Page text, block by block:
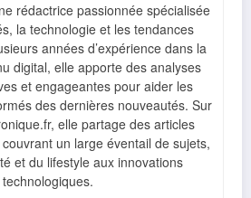
rédactrice passionnée spécialisée
la technologie et les tendances
années d’expérience dans la
digital, elle apporte des analyses
et engageantes pour aider les
des dernières nouveautés. Sur
elle partage des articles
un large éventail de sujets,
et du lifestyle aux innovations
technologiques.